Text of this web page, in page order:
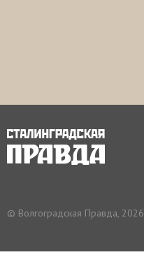
© Волгоградская Правда, 2026